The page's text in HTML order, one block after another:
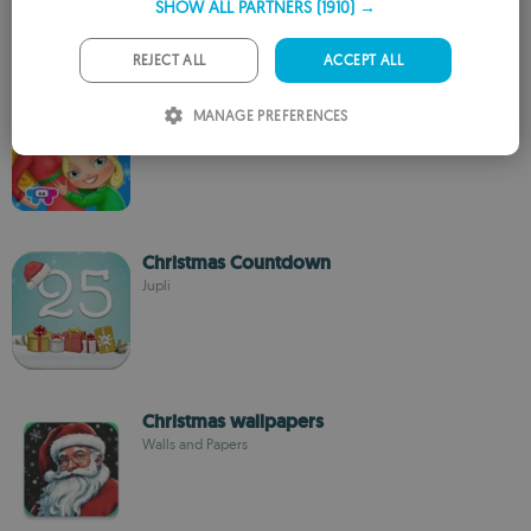
Baby Xmas
Уход за младенцем и праздничное веселье
Christmas Countdown
Jupli
Christmas wallpapers
Walls and Papers
SHOW ALL PARTNERS (1910) →
ACCEPT ALL
REJECT ALL
MANAGE PREFERENCES